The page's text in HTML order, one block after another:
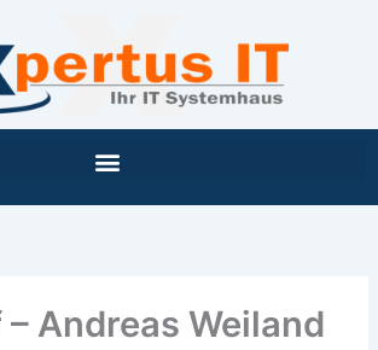
Andreas Weiland